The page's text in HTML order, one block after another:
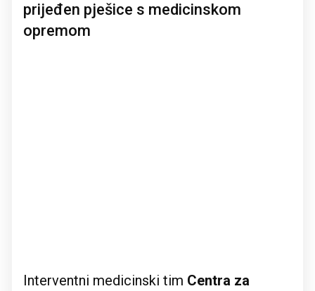
prijeđen pješice s medicinskom
opremom
Interventni medicinski tim Centra za